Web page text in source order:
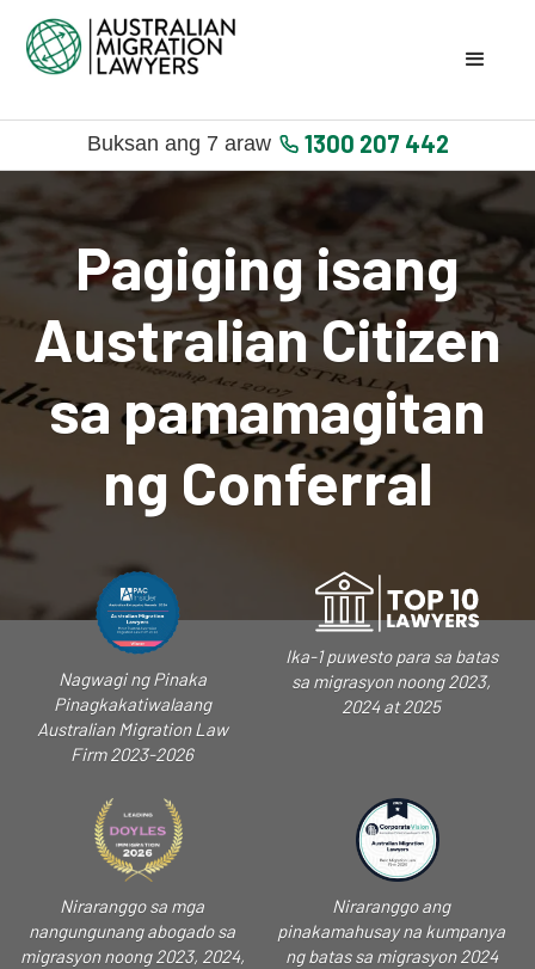
Buksan ang 7 araw 1300 207 442
Pagiging isang
Australian Citizen
sa pamamagitan
ng Conferral
Nagwagi ng Pinaka
Pinagkakatiwalaang
Australian Migration Law
Firm 2023-2026
Ika-1 puwesto para sa batas
sa migrasyon noong 2023,
2024 at 2025
Niraranggo sa mga
nangungunang abogado sa
migrasyon noong 2023, 2024,
Niraranggo ang
pinakamahusay na kumpanya
ng batas sa migrasyon 2024